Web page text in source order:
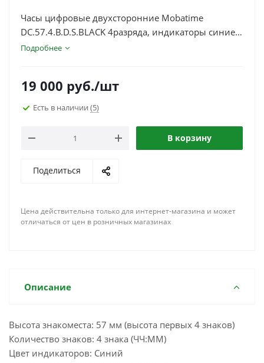
Часы цифровые двухсторонние Mobatime
DC.57.4.B.D.S.BLACK 4разряда, индикаторы синие,
пот. крепление
Подробнее
19 000 руб./шт
Есть в наличии (5)
В корзину
Поделиться
Цена действительна только для интернет-магазина и может
отличаться от цен в розничных магазинах
Описание
Высота знакоместа: 57 мм (высота первых 4 знаков)
Количество знаков: 4 знака (ЧЧ:ММ)
Цвет индикаторов: Синий